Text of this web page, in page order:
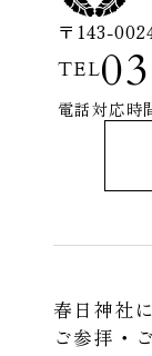
〒143-
TEL
電話対応時
春日神社
ご参拝・